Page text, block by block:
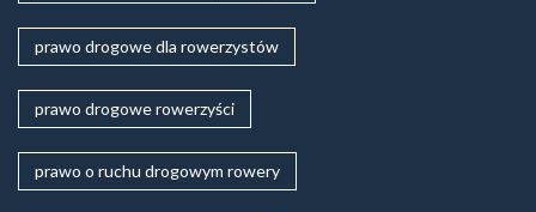
prawo drogowe dla rowerzystów
prawo drogowe rowerzyści
prawo o ruchu drogowym rowery